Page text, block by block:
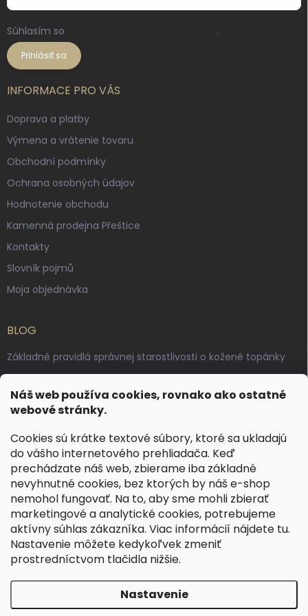
Náš web používa cookies, rovnako ako ostatné
webové stránky.
Cookies sú krátke textové súbory, ktoré sa ukladajú
do vášho internetového prehliadača. Keď
prechádzate náš web, zbierame iba základné
nevyhnutné cookies, bez ktorých by náš e-shop
nemohol fungovať. Na to, aby sme mohli zbierať
marketingové a analytické cookies, potrebujeme
aktívny súhlas zákazníka. Viac informácií nájdete tu.
Nastavenie môžete kedykoľvek zmeniť
prostredníctvom tlačidla nižšie.
Nastavenie
Súhlasím so .
Prihlásiť sa
INFORMACE PRO VÁS
Doprava a platby
Výmena a vrátenie tovaru
Obchodní podmínky
Ochrana osobných údajov
Hodnotenie obchodu
Kamenná prodejna Přeštice
Kontakty
Slovník pojmů
Moja objednávka
BLOG
Základné pravidlá správnej starostlivosti o kožené topánky
Výroba českých kožených opaskov: vôňa pravej kože, dotyk
remesla
KONTAKT
dotazy@ spongr.cz
+420 776 663 962
https://www.facebook.com/spongr.cz
spongr.cz